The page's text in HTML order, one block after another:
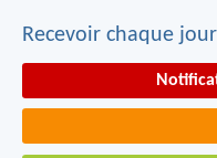
Recevoir chaque